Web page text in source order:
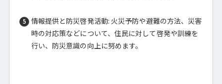
情報提供と防災啓発活動: 火災予防や避難の方法、災害
時の対応策などについて、住民に対して啓発や訓練を
行い、防災意識の向上に努めます。